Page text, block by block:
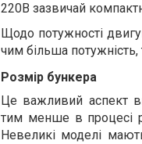
220В зазвичай
Щодо потужності
чим більша
Розмір бункера
Це важливий аспект
тим менше в процесі
Невеликі моделі